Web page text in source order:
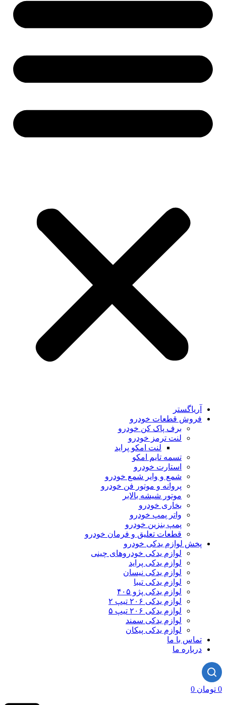
قطعات خودرو
برف پاک کن خودرو
لنت ترمز خودرو
لنت امکو پراید
تسمه تایم امکو
استارت خودرو
شمع و وایر شمع خودرو
پروانه و موتور فن خودرو
موتور شیشه بالابر
بخاری خودرو
واتر پمپ خودرو
پمپ بنزین خودرو
قطعات تعلیق و فرمان خودرو
لوازم یدکی خودرو
لوازم یدکی خودروهای چینی
لوازم یدکی پراید
لوازم یدکی نیسان
لوازم یدکی تیبا
لوازم یدکی پژو ۴۰۵
لوازم یدکی ۲۰۶ تیپ ۲
لوازم یدکی ۲۰۶ تیپ ۵
لوازم یدکی سمند
لوازم یدکی پیکان
با ما
ما
0